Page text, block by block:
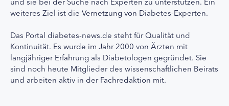
weiteres Ziel ist die Vernetzung von Diabetes-Experten.
Das Portal diabetes-news.de steht für Qualität und
Kontinuität. Es wurde im Jahr 2000 von Ärzten mit
langjähriger Erfahrung als Diabetologen gegründet. Sie
sind noch heute Mitglieder des wissenschaftlichen Beirats
und arbeiten aktiv in der Fachredaktion mit.